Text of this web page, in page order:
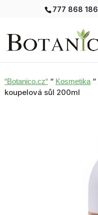
777 868 186
“Botanico.cz““ Kosmetika“
koupelová sůl 200ml